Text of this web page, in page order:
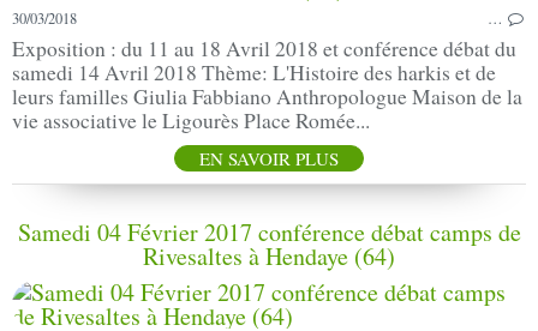
30/03/2018 …
Exposition : du 11 au 18 Avril 2018 et conférence débat du
samedi 14 Avril 2018 Thème: L'Histoire des harkis et de
leurs familles Giulia Fabbiano Anthropologue Maison de la
vie associative le Ligourès Place Romée...
EN SAVOIR PLUS
Samedi 04 Février 2017 conférence débat camps de
Rivesaltes à Hendaye (64)